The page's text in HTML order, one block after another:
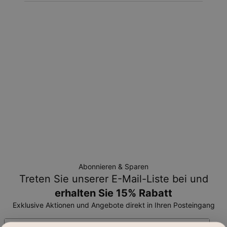
Abonnieren & Sparen
Treten Sie unserer E-Mail-Liste bei und
erhalten Sie 15% Rabatt
Exklusive Aktionen und Angebote direkt in Ihren Posteingang